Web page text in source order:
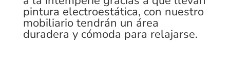
pintura electroestática, con nuestro
mobiliario tendrán un área
duradera y cómoda para relajarse.